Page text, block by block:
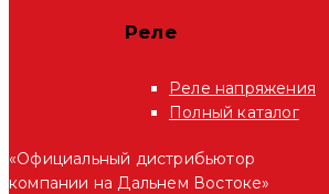
Реле
Реле напряжения
Полный каталог
«Официальный дистрибьютор
компании на Дальнем Востоке»